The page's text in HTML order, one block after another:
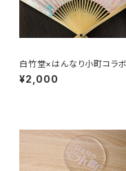
白竹堂×はんなり小町コラ
子
¥2,000